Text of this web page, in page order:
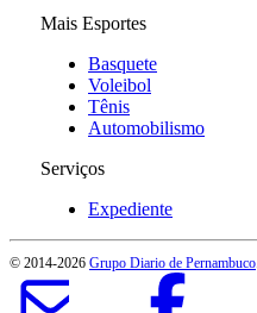
Mais Esportes
Basquete
Voleibol
Tênis
Automobilismo
Serviços
Expediente
© 2014-2026 Grupo Diario de Pernambuco